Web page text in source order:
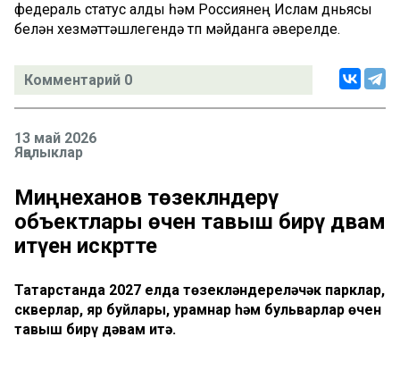
федераль статус алды һәм Россиянең Ислам дөньясы
белән хезмәттәшлегендә төп мәйданга әверелде.
Комментарий 0
13 май 2026
Яңалыклар
Миңнеханов төзекләндерү
объектлары өчен тавыш бирү дәвам
итүен искәртте
Татарстанда 2027 елда төзекләндереләчәк парклар,
скверлар, яр буйлары, урамнар һәм бульварлар өчен
тавыш бирү дәвам итә.